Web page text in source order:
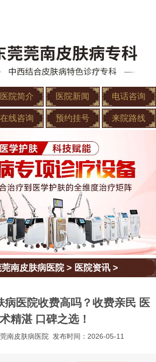
医院简介 医院新闻 电话咨询
在线咨询 预约挂号 来院路线
南皮肤病医院> 医院资讯 >
病医院收费高吗？收费亲民 医
术精湛 口碑之选！
南皮肤病医院 发布时间：2026-05-11